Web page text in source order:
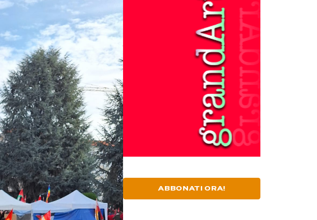
ABBONATI ORA!